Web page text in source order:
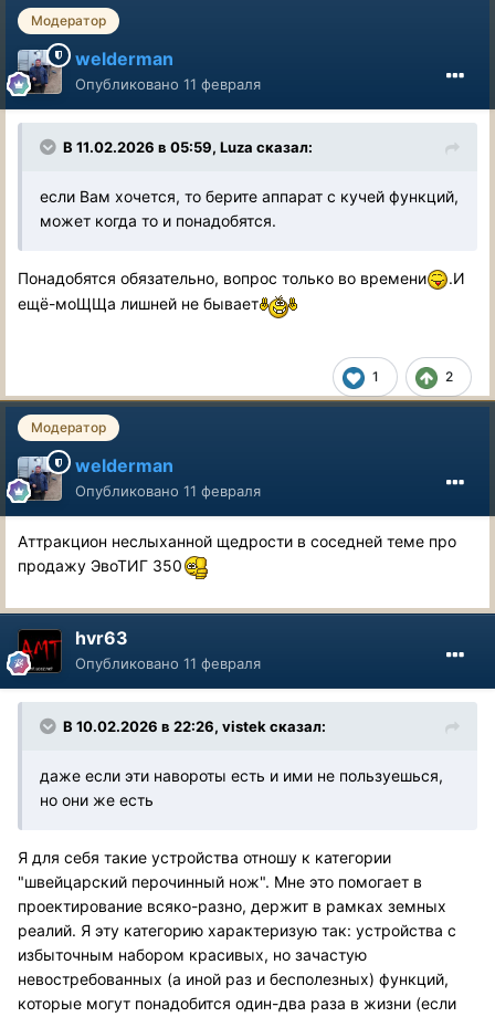
Модератор
welderman
Опубликовано 11 февраля
В 11.02.2026 в 05:59, Luza сказал:
если Вам хочется, то берите аппарат с кучей функций,
может когда то и понадобятся.
Понадобятся обязательно, вопрос только во времени
.И
ещё-моЩЩа лишней не бывает
1 2
Модератор
welderman
Опубликовано 11 февраля
Аттракцион неслыханной щедрости в соседней теме про
продажу ЭвоТИГ 350
hvr63
Опубликовано 11 февраля
В 10.02.2026 в 22:26, vistek сказал:
даже если эти навороты есть и ими не пользуешься,
но они же есть
Я для себя такие устройства отношу к категории
"швейцарский перочинный нож". Мне это помогает в
проектирование всяко-разно, держит в рамках земных
реалий. Я эту категорию характеризую так: устройства с
избыточным набором красивых, но зачастую
невостребованных (а иной раз и бесполезных) функций,
которые могут понадобится один-два раза в жизни (если